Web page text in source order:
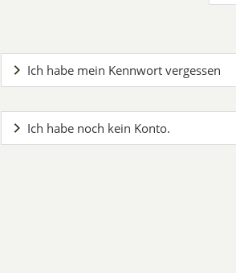
Ich habe mein Kennwort vergessen
Ich habe noch kein Konto.